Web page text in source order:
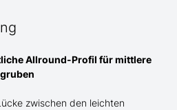
Allround-Profil für mittlere
zwischen den leichten